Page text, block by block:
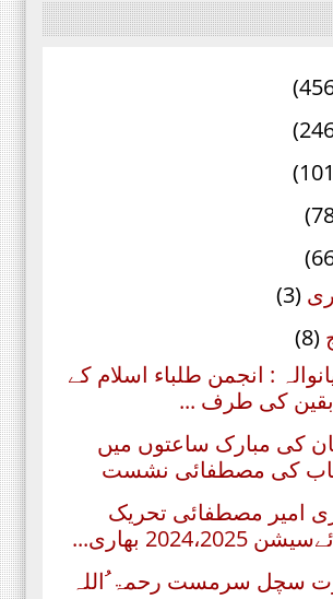
(3)
(8)
: انجمن طلباء اسلام کے
کی طرف ...
کی مبارک ساعتوں میں
کی مصطفائی نشست
امیر مصطفائی تحریک
2024،2025 بھاری...
سچل سرمست رحمۃ ُاللہ